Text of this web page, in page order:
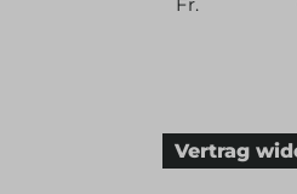
Vertrag